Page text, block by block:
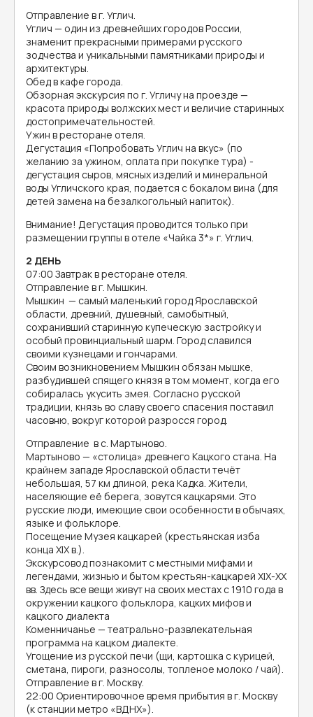
Отправление в г. Углич.
Углич — один из древнейших городов России,
знаменит прекрасными примерами русского
зодчества и уникальными памятниками природы и
архитектуры.
Обед в кафе города.
Обзорная экскурсия по г. Угличу на проезде —
красота природы волжских мест и величие старинных
достопримечательностей.
Ужин в ресторане отеля.
Дегустация «Попробовать Углич на вкус» (по
желанию за ужином, оплата при покупке тура) -
дегустация сыров, мясных изделий и минеральной
воды Угличского края, подается с бокалом вина (для
детей замена на безалкогольный напиток).
Внимание! Дегустация проводится только при
размещении группы в отеле «Чайка 3*» г. Углич.
2 ДЕНЬ
07:00 Завтрак в ресторане отеля.
Отправление в г. Мышкин.
Мышкин — самый маленький город Ярославской
области, древний, душевный, самобытный,
сохранивший старинную купеческую застройку и
особый провинциальный шарм. Город славился
своими кузнецами и гончарами.
Своим возникновением Мышкин обязан мышке,
разбудившей спящего князя в том момент, когда его
собиралась укусить змея. Согласно русской
традиции, князь во славу своего спасения поставил
часовню, вокруг которой разросся город.
Отправление в с. Мартыново.
Мартыново — «столица» древнего Кацкого стана. На
крайнем западе Ярославской области течёт
небольшая, 57 км длиной, река Кадка. Жители,
населяющие её берега, зовутся кацкарями. Это
русские люди, имеющие свои особенности в обычаях,
языке и фольклоре.
Посещение Музея кацкарей (крестьянская изба
конца ХIХ в.).
Экскурсовод познакомит с местными мифами и
легендами, жизнью и бытом крестьян-кацкарей ХIХ-ХХ
вв. Здесь все вещи живут на своих местах с 1910 года в
окружении кацкого фольклора, кацких мифов и
кацкого диалекта
Коменничанье — театрально-развлекательная
программа на кацком диалекте.
Угощение из русской печи (щи, картошка с курицей,
сметана, пироги, разносолы, топленое молоко / чай).
Отправление в г. Москву.
22:00 Ориентировочное время прибытия в г. Москву
(к станции метро «ВДНХ»).